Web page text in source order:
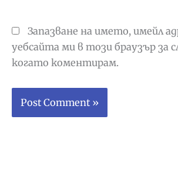
Запазване на името, имейл
уебсайта ми в този браузър за
когато коментирам.